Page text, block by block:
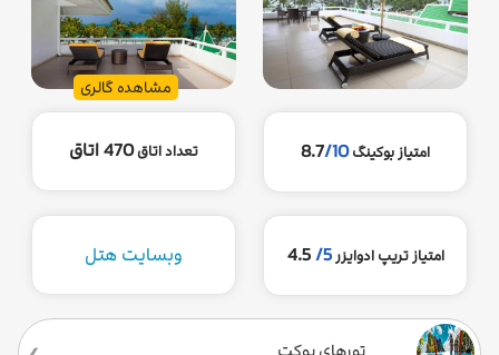
مشاهده گالری
امتیاز بوکینگ 8.7/10 تعداد اتاق470 اتاق
امتیاز تریپ ادوایزر5/
4.5 وبسایت هتل